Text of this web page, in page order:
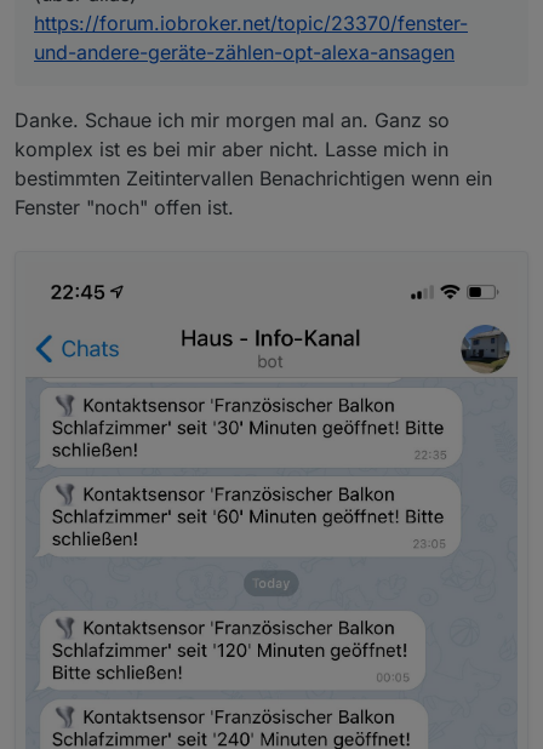
https://forum.iobroker.net/topic/23370/fenster-
und-andere-geräte-zählen-opt-alexa-ansagen
Danke. Schaue ich mir morgen mal an. Ganz so
komplex ist es bei mir aber nicht. Lasse mich in
bestimmten Zeitintervallen Benachrichtigen wenn ein
Fenster "noch" offen ist.